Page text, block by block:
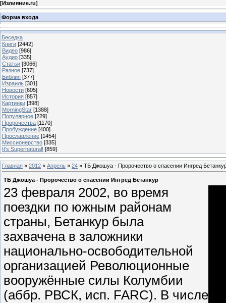
[Излияние.ru]
Форма входа
Беседка
Книги [2442]
Видео [986]
Аудио [335]
Статьи [3066]
Разное [737]
Библия [377]
Израиль [301]
Новости [605]
История [857]
Картинки [398]
MorningStar [1388]
Популярное [229]
Пророчества [1170]
Пробуждение [400]
Прославление [1454]
Миссионерство [335]
It's Supernatural! [859]
Главная » 2012 » Апрель » 24 » ТБ Джошуа - Пророчество о спасении Ингред
ТБ Джошуа - Пророчество о спасении Ингред Бетанкур
23 февраля 2002, во время
поездки по южным районам
страны, Бетанкур была
захвачена в заложники
национально-освободительной
организацией Революционные
вооружённые силы Колумбии
(аббр. РВСК, исп. FARC). В числе